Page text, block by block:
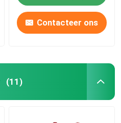
Contacteer ons
(11)